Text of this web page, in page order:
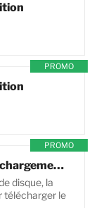
PROMO
PROMO
FIFA 20 - Code de Téléchargement pour PC
disque, la
télécharger le